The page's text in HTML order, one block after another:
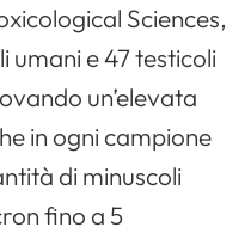
Sciences,
umani e 47 testicoli
un’elevata
in ogni campione
di minuscoli
fino a 5